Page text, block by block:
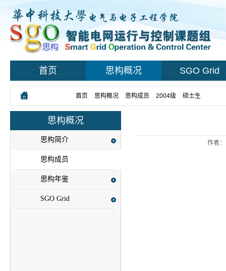
首页 思构概况 SGO Grid
首页 思构概况 思构成员 2004级 硕士生
思构概况
思构简介
思构成员
思构年鉴
SGO Grid
作者